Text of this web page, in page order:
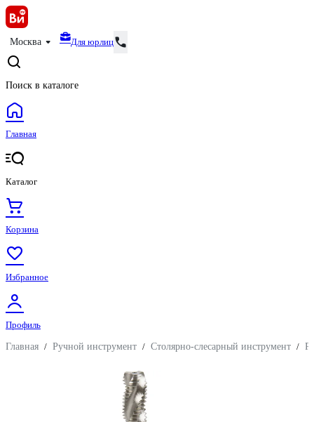
Москва Для юрлиц
Поиск в каталоге
Главная
Каталог
Корзина
Избранное
Профиль
Главная / Ручной инструмент / Столярно-слесарный инструмент /